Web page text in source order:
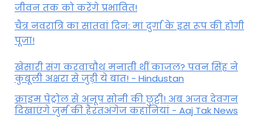
जीवन तक को करेंगे प्रभावित!
चैत्र नवरात्रि का सातवां दिन: मां दुर्गा के इस रूप की होगी
पूजा!
खेसारी संग करवाचौथ मनाती थीं काजल? पवन सिंह ने
कुबूली अक्षरा से जुड़ी ये बात! - Hindustan
क्राइम पेट्रोल से अनूप सोनी की छुट्टी! अब अजव देवगन
दिखाएंगे जुर्म की हैरतअंगेज कहानियां - Aaj Tak News